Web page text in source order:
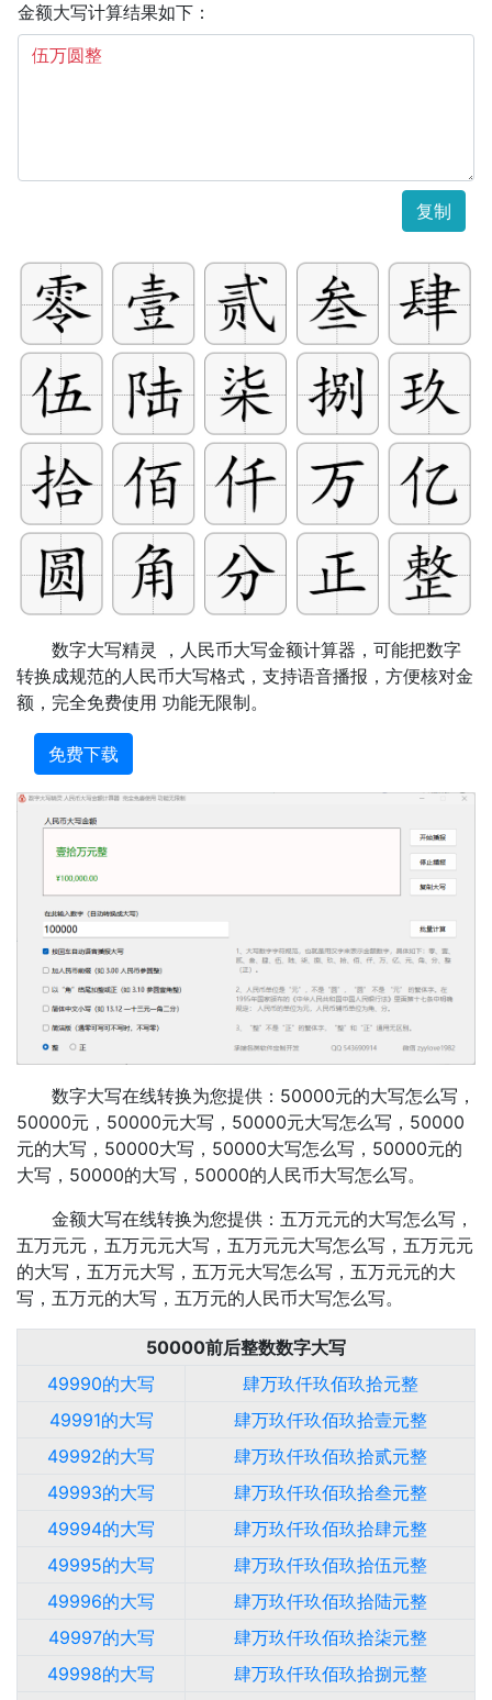
金额大写计算结果如下：
复制
数字大写精灵 ，人民币大写金额计算器，可能把数字
转换成规范的人民币大写格式，支持语音播报，方便核对金
额，完全免费使用 功能无限制。
免费下载
数字大写在线转换为您提供：50000元的大写怎么写，
50000元，50000元大写，50000元大写怎么写，50000
元的大写，50000大写，50000大写怎么写，50000元的
大写，50000的大写，50000的人民币大写怎么写。
金额大写在线转换为您提供：五万元元的大写怎么写，
五万元元，五万元元大写，五万元元大写怎么写，五万元元
的大写，五万元大写，五万元大写怎么写，五万元元的大
写，五万元的大写，五万元的人民币大写怎么写。
50000前后整数数字大写
49990的大写
肆万玖仟玖佰玖拾元整
49991的大写
肆万玖仟玖佰玖拾壹元整
49992的大写
肆万玖仟玖佰玖拾贰元整
49993的大写
肆万玖仟玖佰玖拾叁元整
49994的大写
肆万玖仟玖佰玖拾肆元整
49995的大写
肆万玖仟玖佰玖拾伍元整
49996的大写
肆万玖仟玖佰玖拾陆元整
49997的大写
肆万玖仟玖佰玖拾柒元整
49998的大写
肆万玖仟玖佰玖拾捌元整